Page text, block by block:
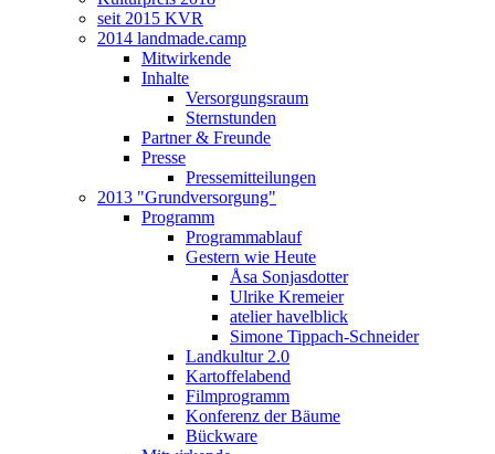
seit 2015 KVR
2014 landmade.camp
Mitwirkende
Inhalte
Versorgungsraum
Sternstunden
Partner & Freunde
Presse
Pressemitteilungen
2013 "Grundversorgung"
Programm
Programmablauf
Gestern wie Heute
Åsa Sonjasdotter
Ulrike Kremeier
atelier havelblick
Simone Tippach-Schneider
Landkultur 2.0
Kartoffelabend
Filmprogramm
Konferenz der Bäume
Bückware